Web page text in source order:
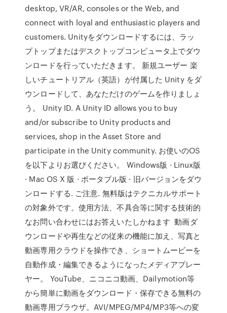
desktop, VR/AR, consoles or the Web, and
connect with loyal and enthusiastic players and
customers. Unityをダウンロードするには、ラッ
プトップまたはデスクトップコンピュータ上でダウ
ンロードを行っていただきます。 新規ユーザー 楽
しいチュートリアル（英語）が付属した Unity をダ
ウンロードして、あなただけのゲームを作りましょ
う。 Unity ID. A Unity ID allows you to buy
and/or subscribe to Unity products and
services, shop in the Asset Store and
participate in the Unity community. お使いのOS
を以下よりお選びください。 Windows版 · Linux版
· Mac OS X 版 · ポータブル版 · 旧バージョンをダウ
ンロードする. ご注意. 無料版はテクニカルサポート
の対象外です。使用方法、不具合等に関する技術的
なお問い合わせにはお答えいたしかねます 動画ダ
ウンロードや再生などの従来の機能に加え、写真と
動画専用クラウドを操作でき、ショートムービーを
自動作成・編集できるようになったメディアプレー
ヤー。 YouTube、ニコニコ動画、Dailymotion等
から簡単に動画をダウンロード・保存できる無料の
動画専用ブラウザ。AVI/MPEG/MP4/MP3等への変